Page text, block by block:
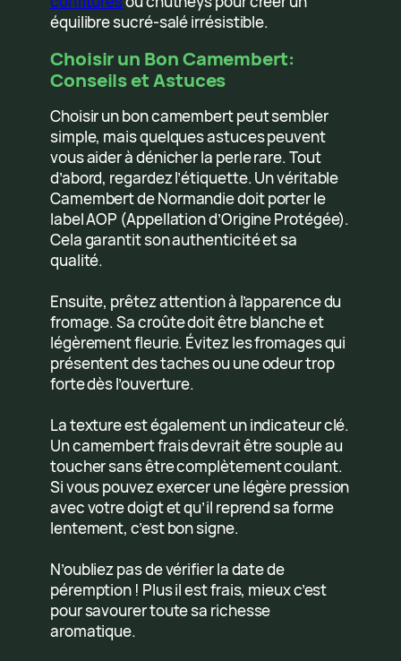
équilibre sucré-salé irrésistible.
Choisir un Bon Camembert:
Conseils et Astuces
Choisir un bon camembert peut sembler
simple, mais quelques astuces peuvent
vous aider à dénicher la perle rare. Tout
d’abord, regardez l’étiquette. Un véritable
Camembert de Normandie doit porter le
label AOP (Appellation d’Origine Protégée).
Cela garantit son authenticité et sa
qualité.
Ensuite, prêtez attention à l’apparence du
fromage. Sa croûte doit être blanche et
légèrement fleurie. Évitez les fromages qui
présentent des taches ou une odeur trop
forte dès l’ouverture.
La texture est également un indicateur clé.
Un camembert frais devrait être souple au
toucher sans être complètement coulant.
Si vous pouvez exercer une légère pression
avec votre doigt et qu’il reprend sa forme
lentement, c’est bon signe.
N’oubliez pas de vérifier la date de
péremption ! Plus il est frais, mieux c’est
pour savourer toute sa richesse
aromatique.